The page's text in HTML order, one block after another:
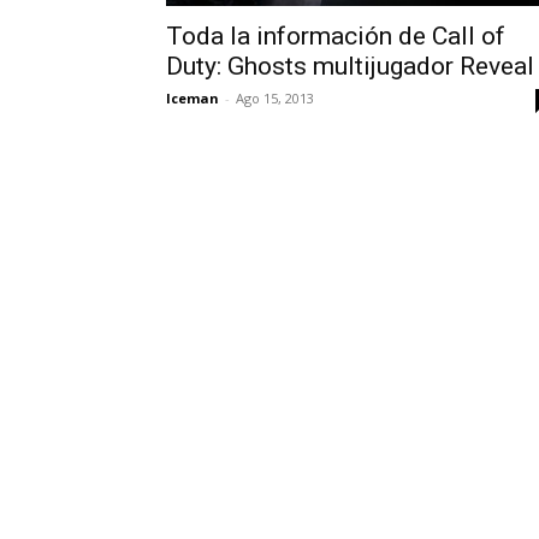
Toda la información de Call of
Duty: Ghosts multijugador Reveal
Iceman - Ago 15, 2013